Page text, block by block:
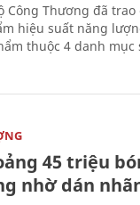
Công Thương đã
hiệu suất năng
thuộc 4 danh
45 triệu
nhờ dán